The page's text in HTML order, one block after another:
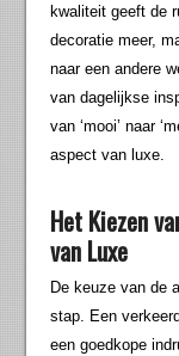
kwaliteit geeft de
decoratie meer,
naar een andere
van dagelijkse
van ‘mooi’ naar
aspect van luxe.
Het Kiezen
van Luxe
De keuze van de
stap. Een
een goedkope